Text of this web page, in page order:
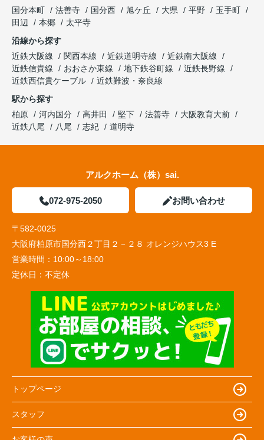
国分本町
法善寺 国分西 旭ケ丘 大県 平野
玉手町
田辺
本郷
太平寺
沿線から探す
近鉄大阪線
関西本線 近鉄道明寺線
近鉄南大阪線
近鉄信貴線
おおさか東線 地下鉄谷町線
近鉄長野線
近鉄西信貴ケーブル
近鉄難波・奈良線
駅から探す
柏原
河内国分 高井田 堅下 法善寺
大阪教育大前
近鉄八尾
八尾 志紀 道明寺
アルクホーム（株）sai.
072-975-2050 お問い合わせ
〒582-0025
大阪府柏原市国分西２丁目２－２８ オレンジハウス3 E
営業時間： 10:00～18:00
定休日： 不定休
トップページ
スタッフ